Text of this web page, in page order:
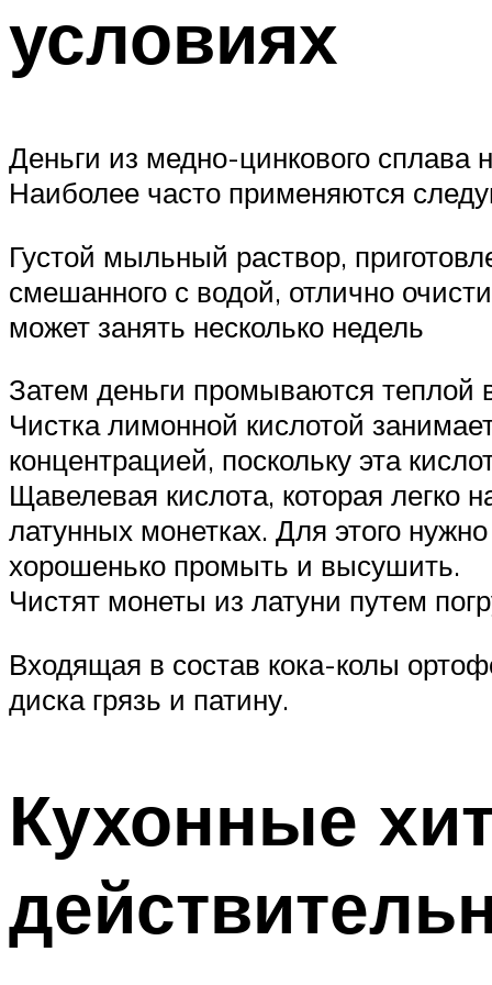
условиях
Деньги из медно-цинкового
Наиболее часто применяются
Густой мыльный раствор,
смешанного с водой, отлично
может занять несколько недель
Затем деньги промываются теплой
Чистка лимонной кислотой
концентрацией, поскольку эта
Щавелевая кислота, которая легко
латунных монетках. Для этого
хорошенько промыть и высушить.
Чистят монеты из латуни путем
Входящая в состав кока-колы
диска грязь и патину.
Кухонные